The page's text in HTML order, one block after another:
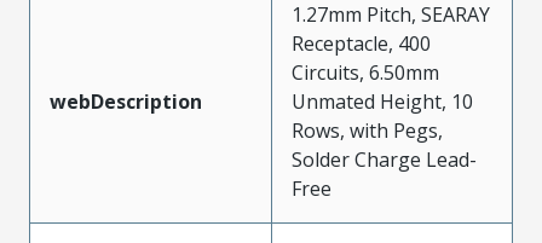
webDescription
1.27mm Pitch, SEARAY
Receptacle, 400
Circuits, 6.50mm
Unmated Height, 10
Rows, with Pegs,
Solder Charge Lead-
Free